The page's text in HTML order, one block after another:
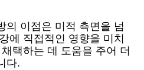
의 이점은 미적 측면을 넘
에 직접적인 영향을 미치
택하는 데 도움을 주어 더
다.